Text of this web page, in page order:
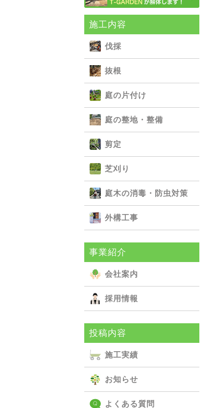
施⼯内容
伐採
抜根
庭の⽚付け
庭の整地・整備
剪定
芝刈り
庭⽊の消毒・防⾍対策
外構⼯事
事業紹介
会社案内
採用情報
投稿内容
施⼯実績
お知らせ
よくある質問